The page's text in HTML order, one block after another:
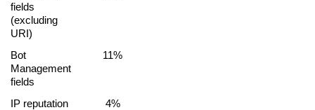
fields
(excluding
URI)
Bot
Management
fields
11%
IP reputation
4%